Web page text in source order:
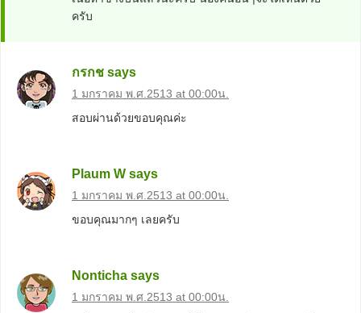
ครับ
กรกช says
1 มกราคม พ.ศ.2513 at 00:00น.
สอบผ่านด้วยขอบคุณค่ะ
Plaum W says
1 มกราคม พ.ศ.2513 at 00:00น.
ขอบคุณมากๆ เลยครับ
Nonticha says
1 มกราคม พ.ศ.2513 at 00:00น.